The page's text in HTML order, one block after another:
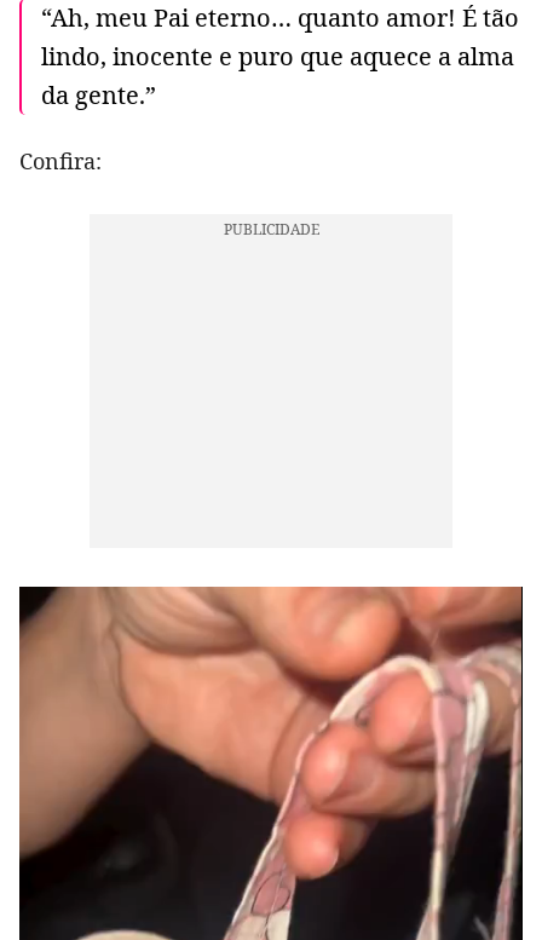
“Ah, meu Pai eterno… quanto amor! É tão
lindo, inocente e puro que aquece a alma
da gente.”
Confira: